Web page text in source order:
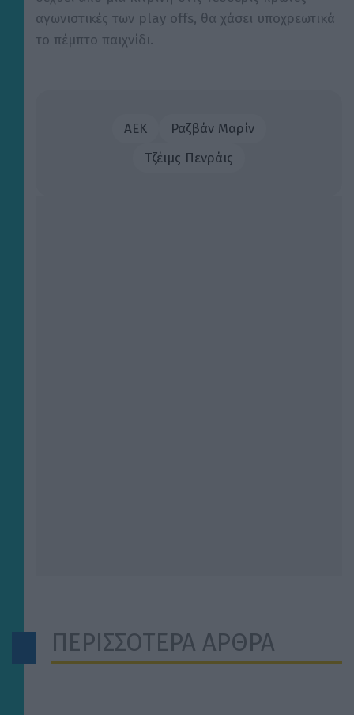
αγωνιστικές των play offs, θα χάσει υποχρεωτικά
το πέμπτο παιχνίδι.
ΑΕΚ
Ραζβάν Μαρίν
Τζέιμς Πενράις
ΠΕΡΙΣΣΟΤΕΡΑ ΑΡΘΡΑ